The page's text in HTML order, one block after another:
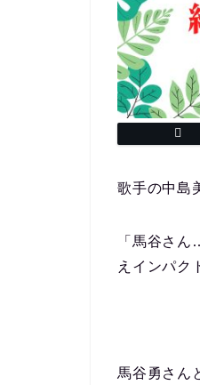
歌手の中島
「馬谷さ
えインパク
馬谷勇さん